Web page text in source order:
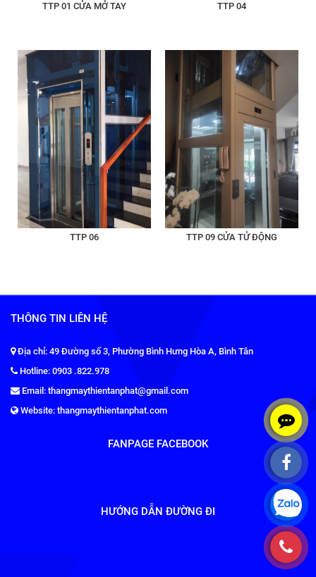
TTP 01 CỬA MỞ TAY TTP 04
TTP 06 TTP 09 CỬA TỬ ĐỘNG
THÔNG TIN LIÊN HỆ
Địa chỉ: 49 Đường số 3, Phường Bình Hưng Hòa A, Bình Tân
Hotline: 0903 .822.978
Email: thangmaythientanphat@gmail.com
Website: thangmaythientanphat.com
FANPAGE FACEBOOK
HƯỚNG DẪN ĐƯỜNG ĐI